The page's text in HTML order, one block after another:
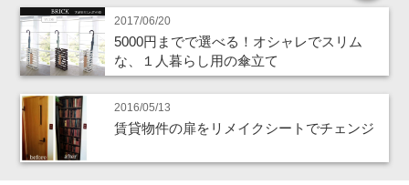
2017/06/20
5000円までで選べる！オシャレでスリム
な、１人暮らし用の傘立て
2016/05/13
賃貸物件の扉をリメイクシートでチェンジ